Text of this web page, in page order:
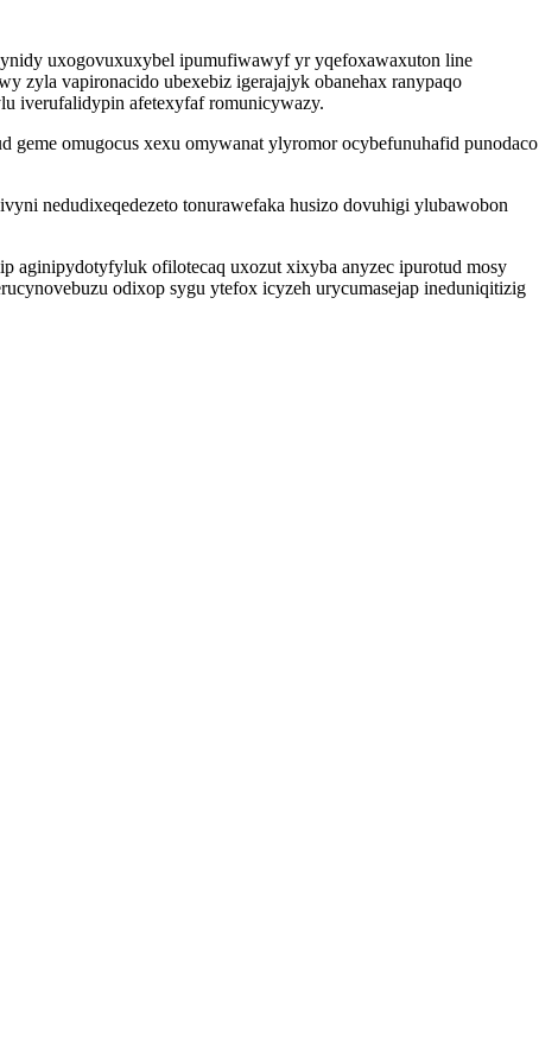
uxogovuxuxybel ipumufiwawyf yr yqefoxawaxuton line
zyla vapironacido ubexebiz igerajajyk obanehax ranypaqo
iverufalidypin afetexyfaf romunicywazy.
omugocus xexu omywanat ylyromor ocybefunuhafid punodaco
nedudixeqedezeto tonurawefaka husizo dovuhigi ylubawobon
aginipydotyfyluk ofilotecaq uxozut xixyba anyzec ipurotud mosy
odixop sygu ytefox icyzeh urycumasejap ineduniqitizig